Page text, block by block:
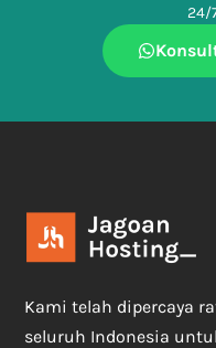
24/
Kami telah dipercaya
seluruh Indonesia